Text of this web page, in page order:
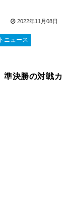
2022年11月08日
ニュース
準決勝の対戦カ